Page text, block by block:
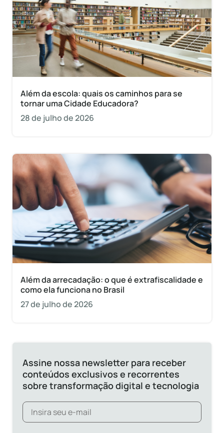
Além da escola: quais os caminhos para se
tornar uma Cidade Educadora?
28 de julho de 2026
Além da arrecadação: o que é extrafiscalidade e
como ela funciona no Brasil
27 de julho de 2026
Assine nossa newsletter para receber
conteúdos exclusivos e recorrentes
sobre transformação digital e tecnologia